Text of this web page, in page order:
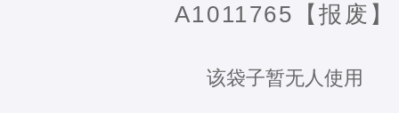
A1011765【报废】
该袋子暂无人使用